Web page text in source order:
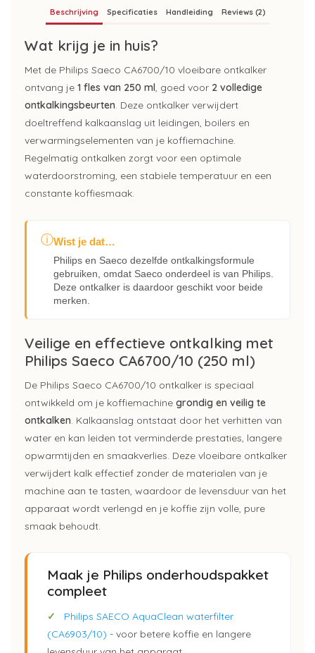
Beschrijving Specificaties Handleiding Reviews (2)
Wat krijg je in huis?
Met de Philips Saeco CA6700/10 vloeibare ontkalker
ontvang je 1 fles van 250 ml, goed voor 2 volledige
ontkalkingsbeurten. Deze ontkalker verwijdert
doeltreffend kalkaanslag uit leidingen, boilers en
verwarmingselementen van je koffiemachine.
Regelmatig ontkalken zorgt voor een optimale
waterdoorstroming, een stabiele temperatuur en een
constante koffiesmaak.
ⓘWist je dat…
Philips en Saeco dezelfde ontkalkingsformule
gebruiken, omdat Saeco onderdeel is van Philips.
Deze ontkalker is daardoor geschikt voor beide
merken.
Veilige en effectieve ontkalking met
Philips Saeco CA6700/10 (250 ml)
De Philips Saeco CA6700/10 ontkalker is speciaal
ontwikkeld om je koffiemachine grondig en veilig te
ontkalken. Kalkaanslag ontstaat door het verhitten van
water en kan leiden tot verminderde prestaties, langere
opwarmtijden en smaakverlies. Deze vloeibare ontkalker
verwijdert kalk effectief zonder de materialen van je
machine aan te tasten, waardoor de levensduur van het
apparaat wordt verlengd en je koffie zijn volle, pure
smaak behoudt.
Maak je Philips onderhoudspakket
compleet
✓
Philips SAECO AquaClean waterfilter
(CA6903/10) - voor betere koffie en langere